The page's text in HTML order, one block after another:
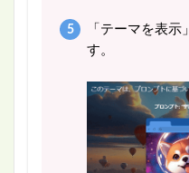
「テーマを表示
す。